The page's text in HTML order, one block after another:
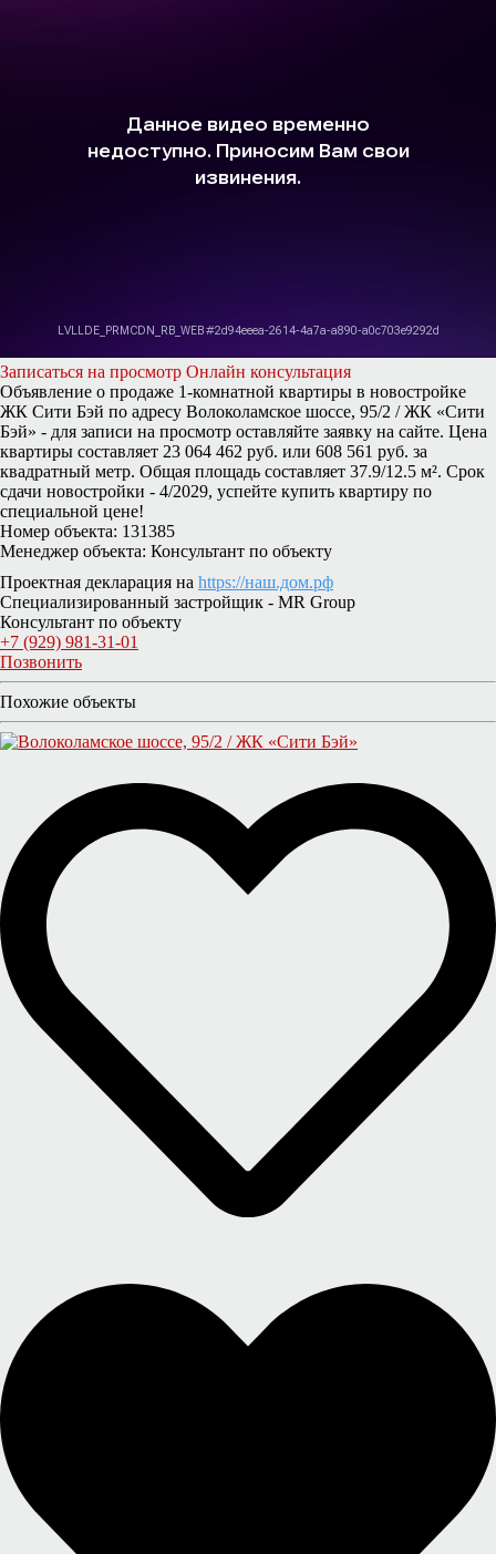
Записаться на просмотр Онлайн консультация
Объявление о продаже 1-комнатной квартиры в новостройке
ЖК Сити Бэй по адресу Волоколамское шоссе, 95/2 / ЖК «Сити
Бэй» - для записи на просмотр оставляйте заявку на сайте. Цена
квартиры составляет 23 064 462 руб. или 608 561 руб. за
квадратный метр. Общая площадь составляет 37.9/12.5 м². Срок
сдачи новостройки - 4/2029, успейте купить квартиру по
специальной цене!
Номер объекта: 131385
Менеджер объекта: Консультант по объекту
Проектная декларация на https://наш.дом.рф
Специализированный застройщик - MR Group
Консультант по объекту
+7 (929) 981-31-01
Позвонить
Похожие объекты